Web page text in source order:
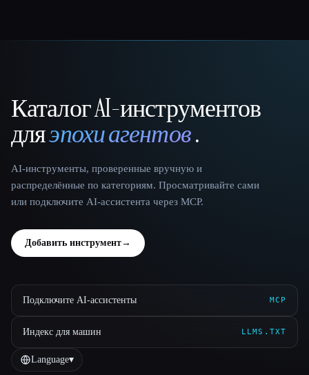
That AI Collection
Каталог AI-инструментов
дляэпохи агентов.
AI-инструменты, проверенные вручную и
распределённые по категориям. Просматривайте сами
или подключите AI-ассистента через MCP.
Добавить инструмент→
Подключите AI-ассистенты MCP
Индекс для машин LLMS.TXT
Language▾